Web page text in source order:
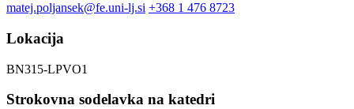
matej.poljansek@fe.uni-lj.si +368 1 476 8723
Lokacija
BN315-LPVO1
Strokovna sodelavka na katedri